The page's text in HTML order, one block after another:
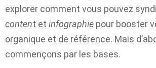
explorer comment vous pouvez
content et infographie pour booster
organique et de référence. Mais
commençons par les bases.